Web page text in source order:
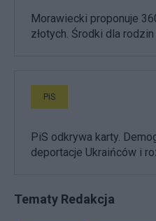
Morawiecki proponuje
złotych. Środki dla
PiS
PiS odkrywa karty.
deportacje Ukraińców i
Tematy Redakcja